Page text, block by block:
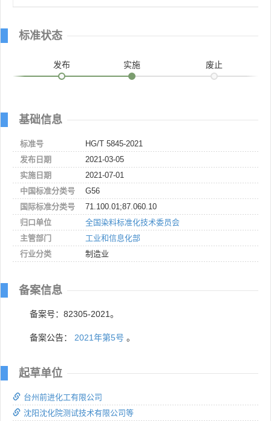
标准状态
发布 实施 废止
基础信息
标准号
HG/T 5845-2021
发布日期
2021-03-05
实施日期
2021-07-01
中国标准分类号
G56
国际标准分类号
71.100.01;87.060.10
归口单位
全国染料标准化技术委员会
主管部门
工业和信息化部
行业分类
制造业
备案信息
备案号：82305-2021。
备案公告： 2021年第5号 。
起草单位
台州前进化工有限公司
沈阳沈化院测试技术有限公司等